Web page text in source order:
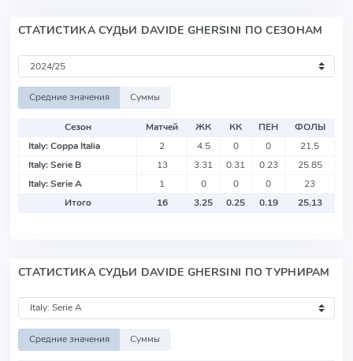
СТАТИСТИКА СУДЬИ DAVIDE GHERSINI ПО СЕЗОНАМ
Средние значения Суммы
Сезон Матчей ЖК КК ПЕН
ФОЛЫ
Italy: Coppa Italia
2 4.5 0 0
21.5
Italy: Serie B
13 3.31 0.31 0.23
25.85
Italy: Serie A
1 0 0 0
23
Итого
16 3.25 0.25 0.19 25.13
СТАТИСТИКА СУДЬИ DAVIDE GHERSINI ПО ТУРНИРАМ
Средние значения Суммы